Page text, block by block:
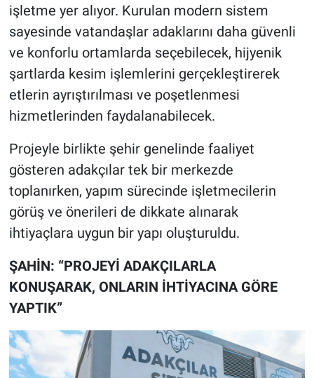
işletme yer alıyor. Kurulan modern sistem
sayesinde vatandaşlar adaklarını daha güvenli
ve konforlu ortamlarda seçebilecek, hijyenik
şartlarda kesim işlemlerini gerçekleştirerek
etlerin ayrıştırılması ve poşetlenmesi
hizmetlerinden faydalanabilecek.
Projeyle birlikte şehir genelinde faaliyet
gösteren adakçılar tek bir merkezde
toplanırken, yapım sürecinde işletmecilerin
görüş ve önerileri de dikkate alınarak
ihtiyaçlara uygun bir yapı oluşturuldu.
ŞAHİN: “PROJEYİ ADAKÇILARLA
KONUŞARAK, ONLARIN İHTİYACINA GÖRE
YAPTIK”